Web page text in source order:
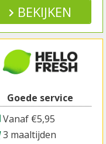
BEKIJKEN
Goede service
Vanaf €5,95
3 maaltijden